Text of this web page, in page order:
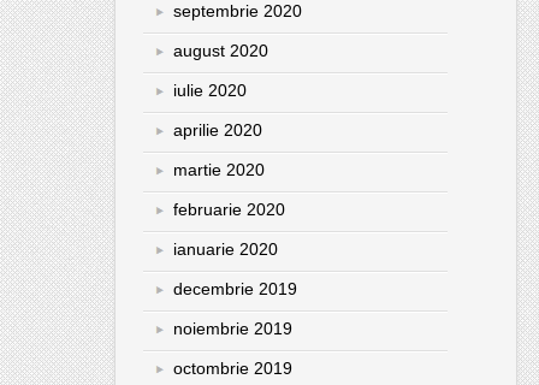
septembrie 2020
august 2020
iulie 2020
aprilie 2020
martie 2020
februarie 2020
ianuarie 2020
decembrie 2019
noiembrie 2019
octombrie 2019